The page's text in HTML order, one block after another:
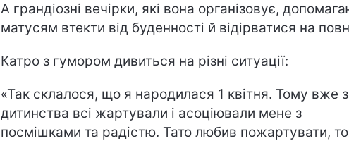
А грандіозні вечірки, які вона організовує,
матусям втекти від буденності й відірватися на
Катро з гумором дивиться на різні ситуації:
«Так склалося, що я народилася 1 квітня. Тому вже з
дитинства всі жартували і асоціювали мене з
посмішками та радістю. Тато любив пожартувати,